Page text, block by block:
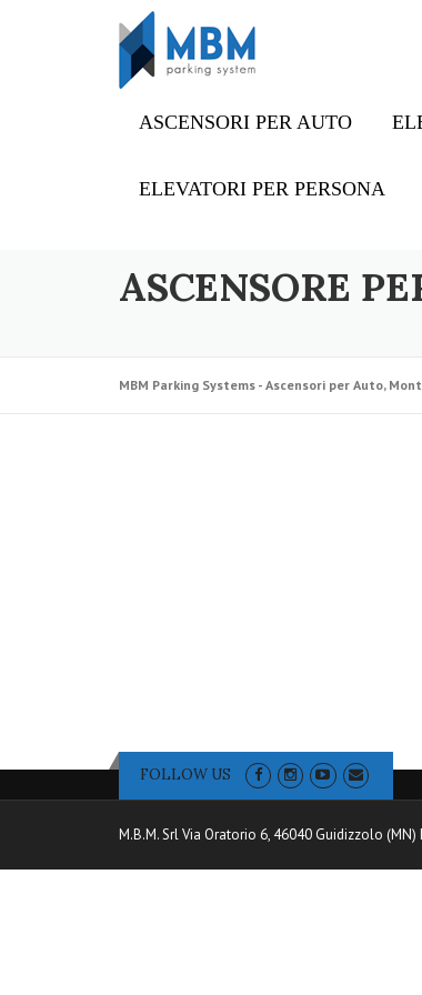
ASCENSORI PER AUTO
ELEVATORI PER PERSONA
ASCENSORE
MBM Parking Systems - Ascensori per Auto,
FOLLOW US
M.B.M. Srl Via Oratorio 6, 46040 Guidizzolo